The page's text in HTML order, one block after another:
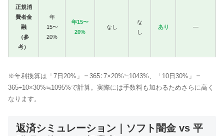
正規消
費者金
融
（参
考）
年
15〜
20%
年15〜
20%
なし
な
し
あり —
※年利換算は「7日20%」＝365÷7×20%≒1043%、「10日30%」＝
365÷10×30%≒1095%で計算。実際には手数料も加わるためさらに高く
なります。
返済シミュレーション｜ソフト闇金 vs 平